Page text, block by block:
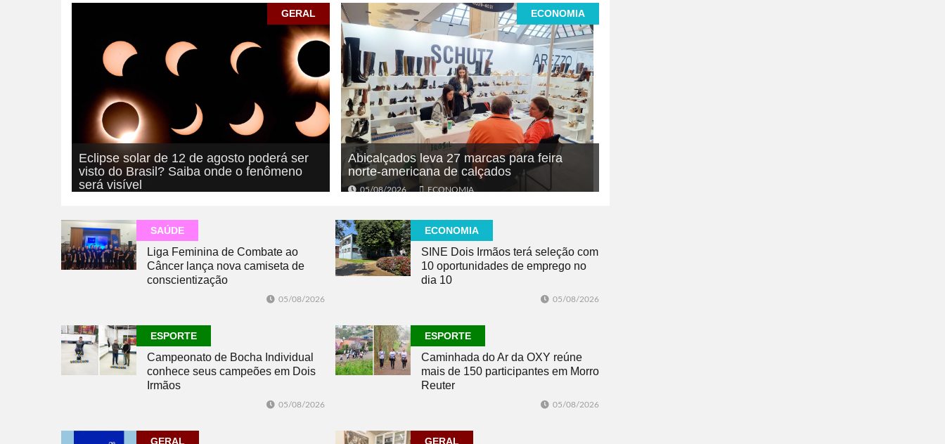
GERAL
Eclipse solar de 12 de agosto poderá ser
visto do Brasil? Saiba onde o fenômeno
será visível
ECONOMIA
Abicalçados leva 27 marcas para feira
norte-americana de calçados
05/08/2026 ECONOMIA
SAÚDE
Liga Feminina de Combate ao
Câncer lança nova camiseta de
conscientização
05/08/2026
ECONOMIA
SINE Dois Irmãos terá seleção com
10 oportunidades de emprego no
dia 10
05/08/2026
ESPORTE
Campeonato de Bocha Individual
conhece seus campeões em Dois
Irmãos
05/08/2026
ESPORTE
Caminhada do Ar da OXY reúne
mais de 150 participantes em Morro
Reuter
05/08/2026
GERAL GERAL